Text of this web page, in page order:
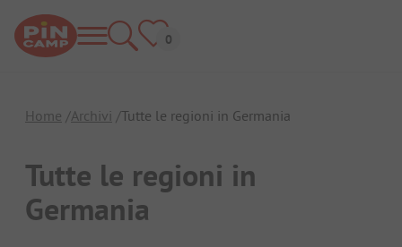
Home Archivi Tutte le regioni in Germania
Tutte le regioni in
Germania